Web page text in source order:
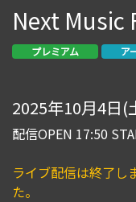
Next Music
プレミアム ア
2025年10月4日(
配信OPEN 17:50
ライブ配信は終了し
た。